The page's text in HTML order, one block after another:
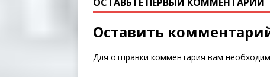
Оставить
Для отправки комментария вам